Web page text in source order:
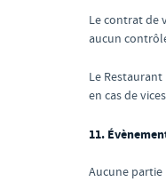
Le contrat de
aucun
Le
en cas de
11.
Aucune partie